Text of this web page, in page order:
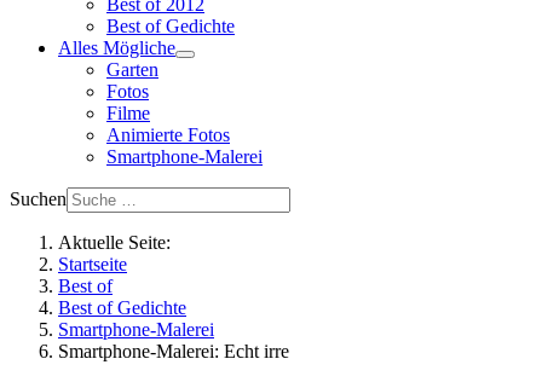
Best of 2012
Best of Gedichte
Alles Mögliche
Garten
Fotos
Filme
Animierte Fotos
Smartphone-Malerei
Suchen
Aktuelle Seite:
Startseite
Best of
Best of Gedichte
Smartphone-Malerei
Smartphone-Malerei: Echt irre